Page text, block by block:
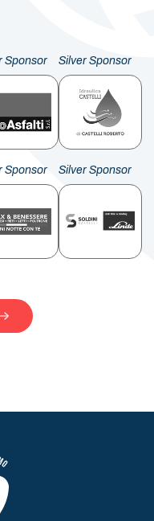
Sponsor Silver Sponsor
Sponsor Silver Sponsor